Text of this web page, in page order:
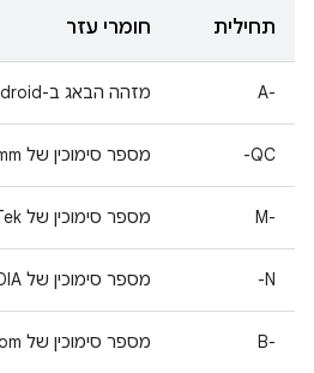
תחילית חומרי עזר
A-‎ מזהה הבאג ב-Android
QC- מספר סימוכין של Qualcomm
M-‎ מספר סימוכין של MediaTek
N- מספר סימוכין של NVIDIA
B-‎ מספר סימוכין של Broadcom